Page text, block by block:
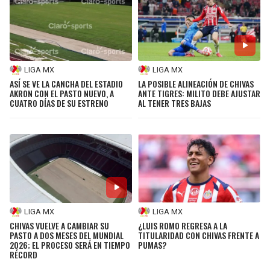
LIGA MX
ASÍ SE VE LA CANCHA DEL ESTADIO
AKRON CON EL PASTO NUEVO, A
CUATRO DÍAS DE SU ESTRENO
LIGA MX
LA POSIBLE ALINEACIÓN DE CHIVAS
ANTE TIGRES: MILITO DEBE AJUSTAR
AL TENER TRES BAJAS
LIGA MX
CHIVAS VUELVE A CAMBIAR SU
PASTO A DOS MESES DEL MUNDIAL
2026; EL PROCESO SERÁ EN TIEMPO
RÉCORD
LIGA MX
¿LUIS ROMO REGRESA A LA
TITULARIDAD CON CHIVAS FRENTE A
PUMAS?